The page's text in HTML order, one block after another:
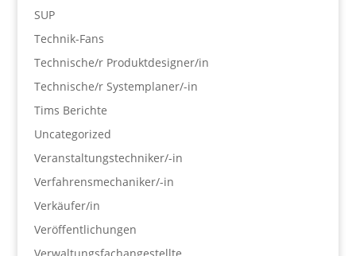
SUP
Technik-Fans
Technische/r Produktdesigner/in
Technische/r Systemplaner/-in
Tims Berichte
Uncategorized
Veranstaltungstechniker/-in
Verfahrensmechaniker/-in
Verkäufer/in
Veröffentlichungen